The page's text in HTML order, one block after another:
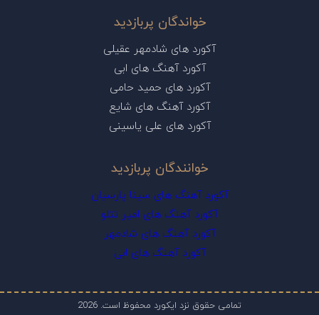
خواندگان پربازدید
آکورد های شادمهر عقیلی
آکورد آهنگ های ابی
آکورد های حمید حامی
آکورد آهنگ های شایع
آکورد های علی یاسینی
خوانندگان پربازدید
آکورد آهنگ های سینا پارسیان
آکورد آهنگ های امیر تتلو
آکورد آهنگ های شادمهر
آکورد آهنگ های ابی
تمامی حقوق نزد ایکورد محفوظ است. 2026